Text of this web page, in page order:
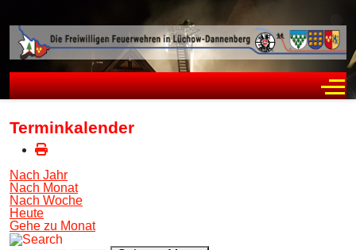
Terminkalender
Nach Jahr
Nach Monat
Nach Woche
Heute
Gehe zu Monat